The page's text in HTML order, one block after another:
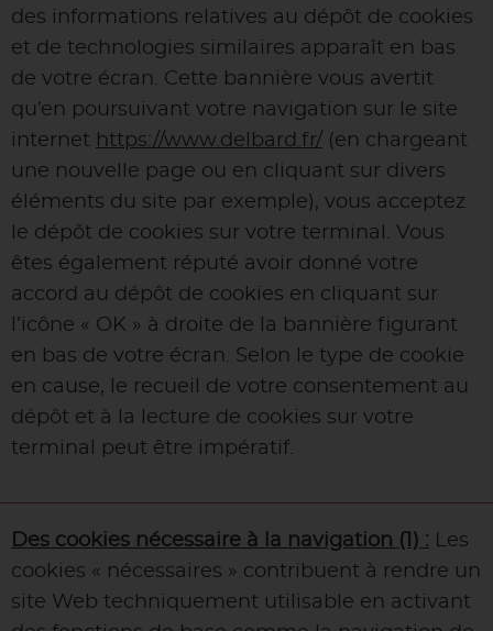
des informations relatives au dépôt de cookies
et de technologies similaires apparaît en bas
de votre écran. Cette bannière vous avertit
qu’en poursuivant votre navigation sur le site
internet https://www.delbard.fr/ (en chargeant
une nouvelle page ou en cliquant sur divers
éléments du site par exemple), vous acceptez
le dépôt de cookies sur votre terminal. Vous
êtes également réputé avoir donné votre
accord au dépôt de cookies en cliquant sur
l’icône « OK » à droite de la bannière figurant
en bas de votre écran. Selon le type de cookie
en cause, le recueil de votre consentement au
dépôt et à la lecture de cookies sur votre
terminal peut être impératif.
Des cookies nécessaire à la navigation (1) : Les
cookies « nécessaires » contribuent à rendre un
site Web techniquement utilisable en activant